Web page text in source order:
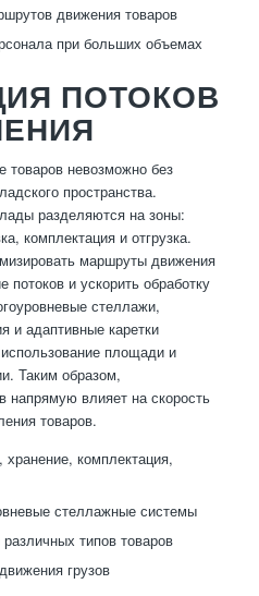
движения товаров
при больших объемах
ПОТОКОВ
невозможно без
пространства.
разделяются на зоны:
комплектация и отгрузка.
маршруты движения
потоков и ускорить обработку
стеллажи,
и адаптивные каретки
площади и
Таким образом,
напрямую влияет на скорость
товаров.
комплектация,
стеллажные системы
типов товаров
грузов